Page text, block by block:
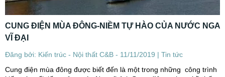
CUNG ĐIỆN MÙA ĐÔNG-NIỀM TỰ HÀO CỦA NƯỚC NGA
VĨ ĐẠI
Đăng bởi: Kiến trúc - Nội thất C&B - 11/11/2019 | Tin tức
Cung điện mùa đông được biết đến là một trong những công trình